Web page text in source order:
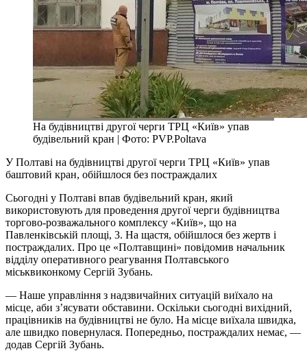
На будівництві другої черги ТРЦ «Київ» упав
будівельний кран | Фото: PVP.Poltava
У Полтаві на будівництві другої черги ТРЦ «Київ» упав
баштовий кран, обійшлося без постраждалих
Сьогодні у Полтаві впав будівельний кран, який
використовують для проведення другої черги будівництва
торгово-розважального комплексу «Київ», що на
Павленківській площі, 3. На щастя, обійшлося без жертв і
постраждалих. Про це «Полтавщині» повідомив начальник
відділу оперативного реагування Полтавського
міськвиконкому Сергій Зубань.
— Наше управління з надзвичайних ситуацій виїхало на
місце, аби з’ясувати обставини. Оскільки сьогодні вихідний,
працівників на будівництві не було. На місце виїхала швидка,
але швидко повернулася. Попередньо, постраждалих немає, —
додав Сергій Зубань.